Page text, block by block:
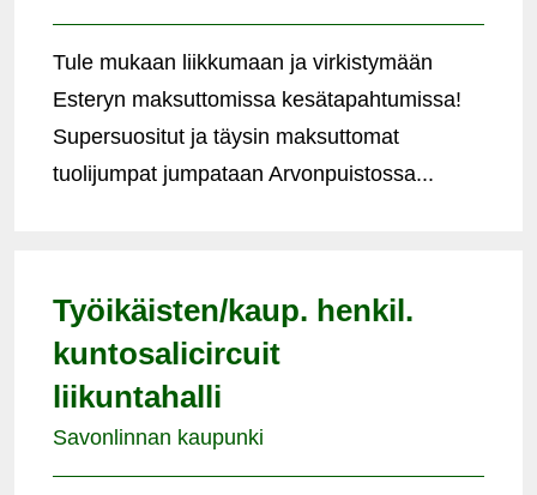
Tule mukaan liikkumaan ja virkistymään
Esteryn maksuttomissa kesätapahtumissa!
Supersuositut ja täysin maksuttomat
tuolijumpat jumpataan Arvonpuistossa...
Työikäisten/kaup. henkil.
kuntosalicircuit
liikuntahalli
Savonlinnan kaupunki